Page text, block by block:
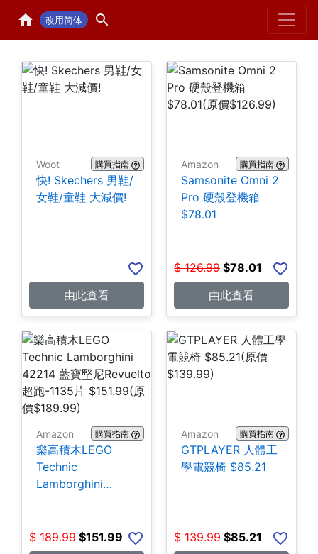
改用简体 Home
Woot 購買指南
快! Skechers 男鞋/
女鞋/童鞋 大減價!
由此查看
Amazon 購買指南
Samsonite Omni 2
Pro 硬殼登機箱
$78.01
$ 126.99 $78.01
由此查看
Amazon 購買指南
樂高積木LEGO
Technic
Lamborghini
片 $151.99
$ 189.99 $151.99
Amazon 購買指南
GTPLAYER 人體工
學電競椅 $85.21
$ 139.99 $85.21